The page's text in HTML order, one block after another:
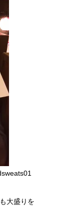
大盛りを